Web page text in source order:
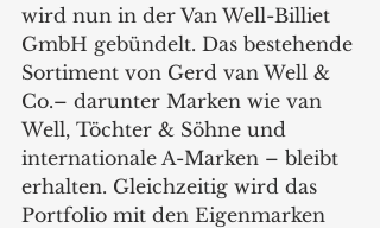
wird nun in der Van Well-Billiet
GmbH gebündelt. Das bestehende
Sortiment von Gerd van Well &
Co.– darunter Marken wie van
Well, Töchter & Söhne und
internationale A-Marken – bleibt
erhalten. Gleichzeitig wird das
Portfolio mit den Eigenmarken